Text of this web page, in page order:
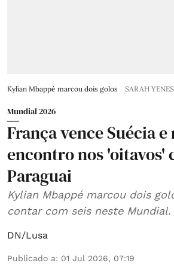
Kylian Mbappé marcou dois golos SARAH
Mundial 2026
França vence Suécia
encontro nos 'oitavos'
Paraguai
Kylian Mbappé marcou dois
contar com seis neste Mundial.
DN/Lusa
Publicado a: 01 Jul 2026, 07:19